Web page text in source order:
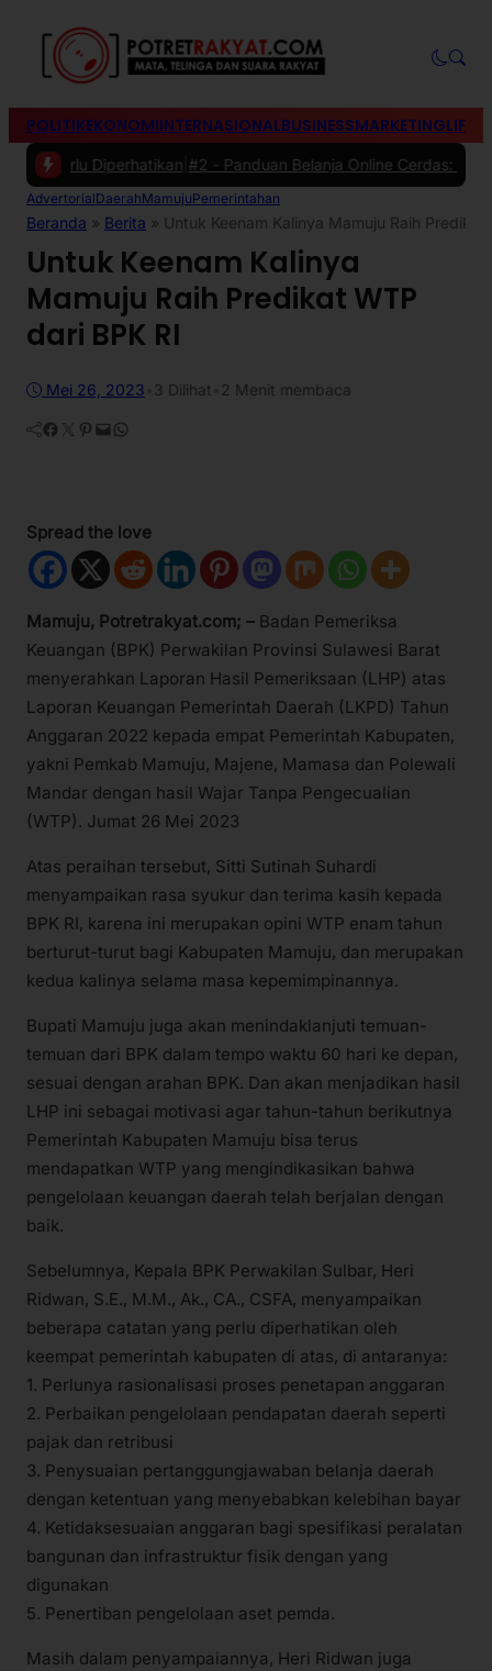
POLITIKEKONOMIINTERNASIONALBUSINESSMARKETING
Diperhatikan|#2 -Panduan Belanja Online Cerdas: Pilih
AdvertorialDaerahMamujuPemerintahan
Beranda » Berita » Untuk Keenam Kalinya Mamuju Raih Predikat
Untuk Keenam Kalinya
Mamuju Raih Predikat WTP
dari BPK RI
Mei 26, 2023 3 Dilihat 2 Menit membaca
Facebook Twitter Pinterest Mail WhatsApp
Spread the love
Mamuju, Potretrakyat.com; – Badan Pemeriksa
Keuangan (BPK) Perwakilan Provinsi Sulawesi Barat
menyerahkan Laporan Hasil Pemeriksaan (LHP) atas
Laporan Keuangan Pemerintah Daerah (LKPD) Tahun
Anggaran 2022 kepada empat Pemerintah Kabupaten,
yakni Pemkab Mamuju, Majene, Mamasa dan Polewali
Mandar dengan hasil Wajar Tanpa Pengecualian
(WTP). Jumat 26 Mei 2023
Atas peraihan tersebut, Sitti Sutinah Suhardi
menyampaikan rasa syukur dan terima kasih kepada
BPK RI, karena ini merupakan opini WTP enam tahun
berturut-turut bagi Kabupaten Mamuju, dan merupakan
kedua kalinya selama masa kepemimpinannya.
Bupati Mamuju juga akan menindaklanjuti temuan-
temuan dari BPK dalam tempo waktu 60 hari ke depan,
sesuai dengan arahan BPK. Dan akan menjadikan hasil
LHP ini sebagai motivasi agar tahun-tahun berikutnya
Pemerintah Kabupaten Mamuju bisa terus
mendapatkan WTP yang mengindikasikan bahwa
pengelolaan keuangan daerah telah berjalan dengan
baik.
Sebelumnya, Kepala BPK Perwakilan Sulbar, Heri
Ridwan, S.E., M.M., Ak., CA., CSFA, menyampaikan
beberapa catatan yang perlu diperhatikan oleh
keempat pemerintah kabupaten di atas, di antaranya:
1. Perlunya rasionalisasi proses penetapan anggaran
2. Perbaikan pengelolaan pendapatan daerah seperti
pajak dan retribusi
3. Penysuaian pertanggungjawaban belanja daerah
dengan ketentuan yang menyebabkan kelebihan bayar
4. Ketidaksesuaian anggaran bagi spesifikasi peralatan
bangunan dan infrastruktur fisik dengan yang
digunakan
5. Penertiban pengelolaan aset pemda.
Masih dalam penyampaiannya, Heri Ridwan juga